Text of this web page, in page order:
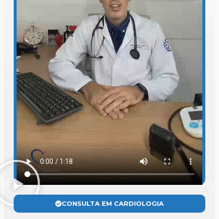
CONSULTA EM CARDIOLOGIA